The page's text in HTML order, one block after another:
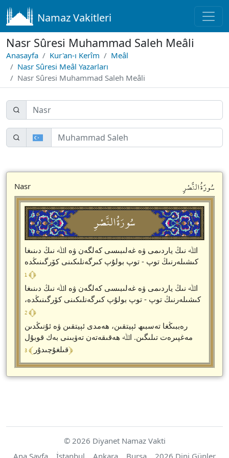
Namaz Vakitleri
Nasr Sûresi Muhammad Saleh Meâli
Anasayfa Kur'an-ı Kerîm
Meâl
Nasr Sûresi Meâl Yazarları
Nasr Sûresi Muhammad Saleh Meâli
Nasr سُورَةُالنَّصْرِ
سُورَةُالنَّصْرِ
اﷲ نىڭ ياردىمى ۋە غەلىبىسى كەلگەن ۋە اﷲ نىڭ دىنىغا
كىشىلەرنىڭ توپ - توپ بولۇپ كىرگەنلىكىنى كۆرگىنىڭدە
﴾ 1 ﴿
اﷲ نىڭ ياردىمى ۋە غەلىبىسى كەلگەن ۋە اﷲ نىڭ دىنىغا
كىشىلەرنىڭ توپ - توپ بولۇپ كىرگەنلىكىنى كۆرگىنىڭدە،
﴾ 2 ﴿
رەببىڭغا تەسبىھ ئېيتقىن، ھەمدى ئېيتقىن ۋە ئۇنىڭدىن
مەغپىرەت تىلىگىن. اﷲ ھەقىقەتەن تەۋبىنى بەك قوبۇل
قىلغۇچىدۇر﴾ 3 ﴿
© 2026 Diyanet Namaz Vakti